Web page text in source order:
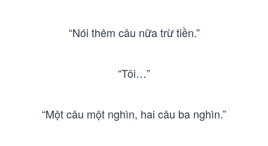
“Nói thêm câu nữa trừ tiền.”
“Tôi…”
“Một câu một nghìn, hai câu ba nghìn.”